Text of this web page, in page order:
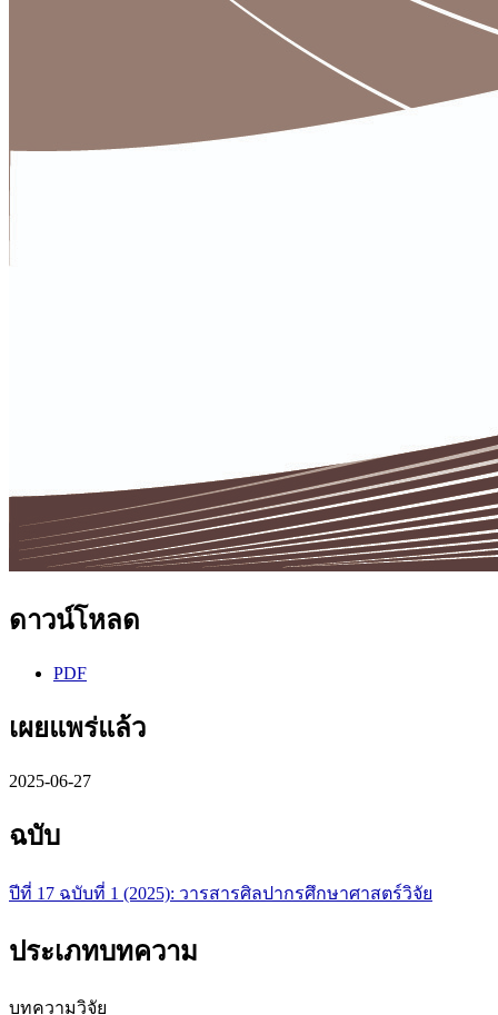
ดาวน์โหลด
PDF
เผยแพร่แล้ว
2025-06-27
ฉบับ
ปีที่ 17 ฉบับที่ 1 (2025): วารสารศิลปากรศึกษาศาสตร์วิจัย
ประเภทบทความ
บทความวิจัย